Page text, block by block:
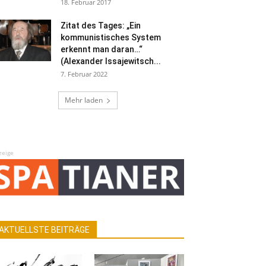
18. Februar 2017
Zitat des Tages: „Ein
kommunistisches System
erkennt man daran…“
(Alexander Issajewitsch...
7. Februar 2022
Mehr laden
BEITRÄGE